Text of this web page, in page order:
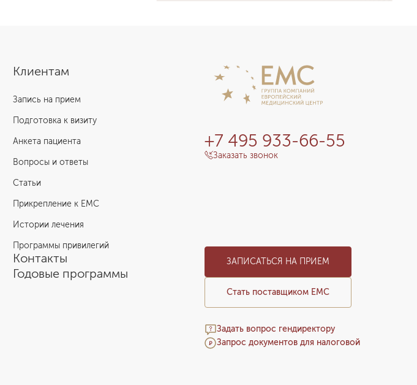
Клиентам
Запись на прием
Подготовка к визиту
Анкета пациента
Вопросы и ответы
Статьи
Прикрепление к EMC
Истории лечения
Программы привилегий
Контакты
Годовые программы
+7 495 933-66-55
Заказать звонок
ЗАПИСАТЬСЯ НА ПРИЕМ
Стать поставщиком ЕМС
Задать вопрос гендиректору
Запрос документов для налоговой